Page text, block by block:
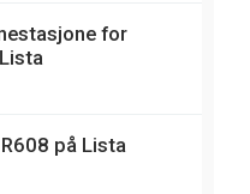
for
på Lista